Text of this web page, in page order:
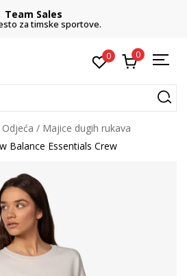
Team Sales
za timske sportove.
0 0
Odjeća
Majice dugih rukava
Balance Essentials Crew